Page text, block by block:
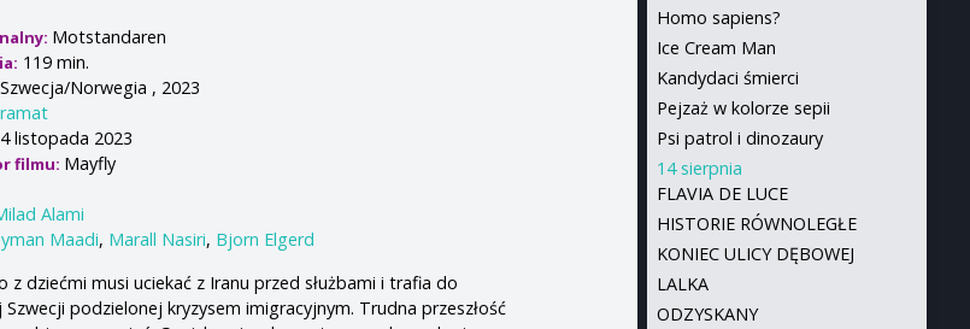
Motstandaren
119 min.
Szwecja/Norwegia , 2023
listopada 2023
filmu: Mayfly
Alami
Maadi, Marall Nasiri, Bjorn Elgerd
z dziećmi musi uciekać z Iranu przed służbami i trafia do
Szwecji podzielonej kryzysem imigracyjnym. Trudna przeszłość
Homo sapiens?
Ice Cream Man
Kandydaci śmierci
Pejzaż w kolorze sepii
Psi patrol i dinozaury
14 sierpnia
FLAVIA DE LUCE
HISTORIE RÓWNOLEGŁE
KONIEC ULICY DĘBOWEJ
LALKA
ODZYSKANY